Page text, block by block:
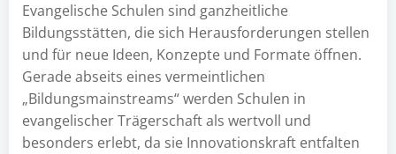
Evangelische Schulen sind ganzheitliche
Bildungsstätten, die sich Herausforderungen stellen
und für neue Ideen, Konzepte und Formate öffnen.
Gerade abseits eines vermeintlichen
„Bildungsmainstreams“ werden Schulen in
evangelischer Trägerschaft als wertvoll und
besonders erlebt, da sie Innovationskraft entfalten